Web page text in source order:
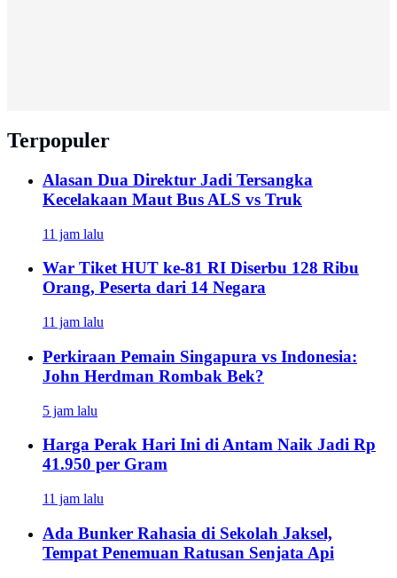
Terpopuler
Alasan Dua Direktur Jadi Tersangka
Kecelakaan Maut Bus ALS vs Truk
11 jam lalu
War Tiket HUT ke-81 RI Diserbu 128 Ribu
Orang, Peserta dari 14 Negara
11 jam lalu
Perkiraan Pemain Singapura vs Indonesia:
John Herdman Rombak Bek?
5 jam lalu
Harga Perak Hari Ini di Antam Naik Jadi Rp
41.950 per Gram
11 jam lalu
Ada Bunker Rahasia di Sekolah Jaksel,
Tempat Penemuan Ratusan Senjata Api